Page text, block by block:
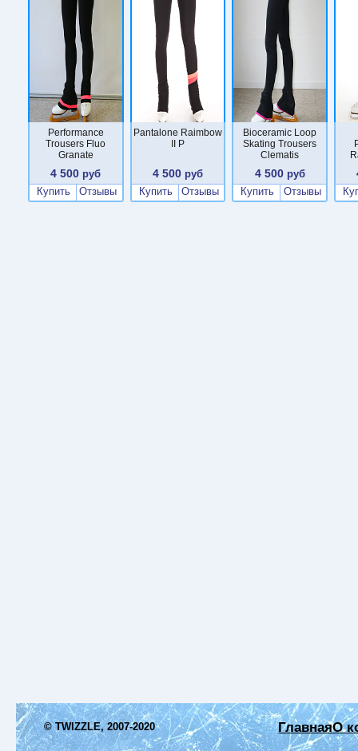
Performance
Trousers Fluo
Granate
4 500 руб
Купить
Отзывы
Pantalone Raimbow
II P
4 500 руб
Купить
Отзывы
Bioceramic Loop
Skating Trousers
Clematis
4 500руб
Купить
Отзывы
© TWIZZLE, 2007-2020 ГлавнаяО